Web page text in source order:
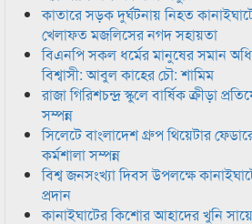
কাতারে সড়ক দুর্ঘটনায় নিহত
খেলাফত মজলিসের নগদ সহায়তা
বিএনপি সকল ধর্মের মানুষের সমান
বিশ্বাসী: আবুল কাহের চৌ: শামিম
রাজা গিরিশচন্দ্র স্কুলে বার্ষিক ক্রীড়া
সম্পন্ন
সিলেটে বাংলাদেশ গ্রুপ থিয়েটার
কর্মশালা সম্পন্ন
বিশ্ব জনসংখ্যা দিবস উপলক্ষে
প্রদান
কানাইঘাটের কিশোর আহাদের খুনি